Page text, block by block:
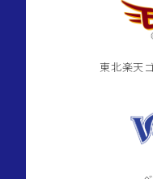
駅
東北楽天